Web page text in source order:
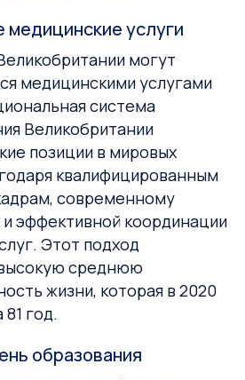
медицинские услуги
могут
медицинскими услугами
система
Великобритании
позиции в мировых
квалифицированным
современному
эффективной координации
Этот подход
среднюю
жизни, которая в 2020
81 год.
образования